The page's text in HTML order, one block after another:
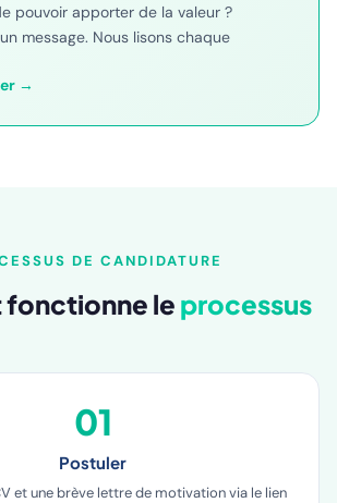
pouvoir apporter de la valeur ?
message. Nous lisons chaque
→
DE CANDIDATURE
fonctionne le processus
01
Postuler
et une brève lettre de motivation via le lien